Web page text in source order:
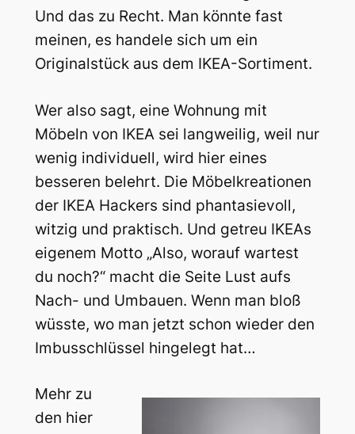
Und das zu Recht. Man könnte fast
meinen, es handele sich um ein
Originalstück aus dem IKEA-Sortiment.
Wer also sagt, eine Wohnung mit
Möbeln von IKEA sei langweilig, weil nur
wenig individuell, wird hier eines
besseren belehrt. Die Möbelkreationen
der IKEA Hackers sind phantasievoll,
witzig und praktisch. Und getreu IKEAs
eigenem Motto „Also, worauf wartest
du noch?“ macht die Seite Lust aufs
Nach- und Umbauen. Wenn man bloß
wüsste, wo man jetzt schon wieder den
Imbusschlüssel hingelegt hat…
Mehr zu
den hier